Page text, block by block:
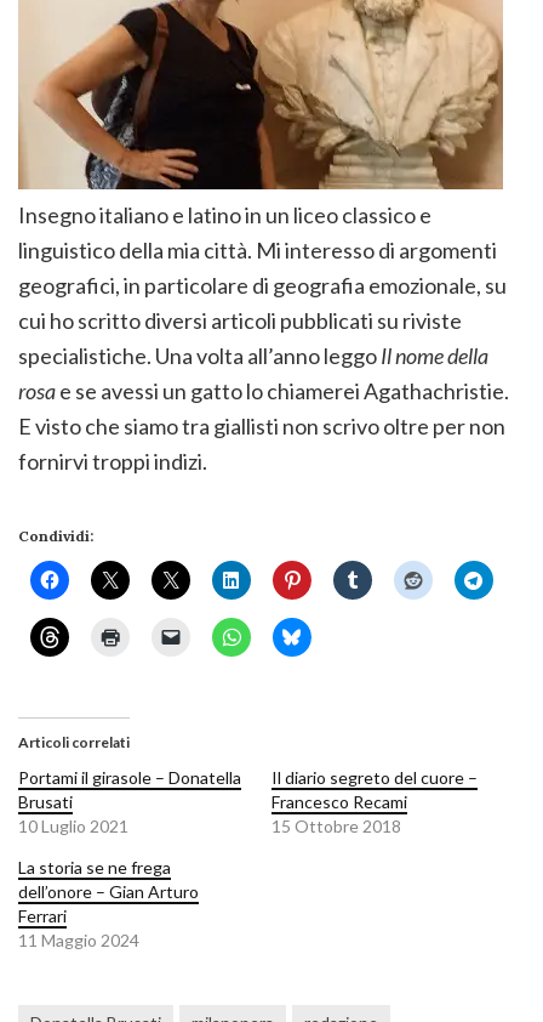
Insegno italiano e latino in un liceo classico e
linguistico della mia città. Mi interesso di argomenti
geografici, in particolare di geografia emozionale, su
cui ho scritto diversi articoli pubblicati su riviste
specialistiche. Una volta all’anno leggoIl nome della
rosae se avessi un gatto lo chiamerei Agathachristie.
E visto che siamo tra giallisti non scrivo oltre per non
fornirvi troppi indizi.
Condividi:
Articoli correlati
Portami il girasole – Donatella
Brusati
10 Luglio 2021
Il diario segreto del cuore –
Francesco Recami
15 Ottobre 2018
La storia se ne frega
dell’onore – Gian Arturo
Ferrari
11 Maggio 2024